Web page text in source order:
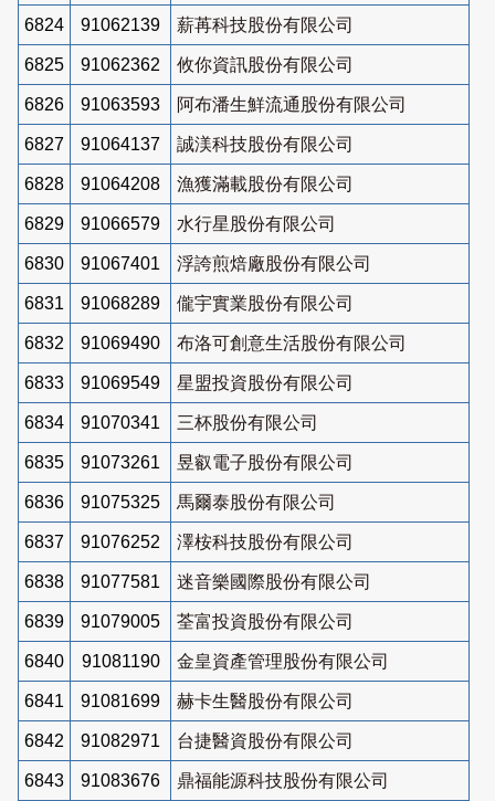
6824 91062139 薪苒科技股份有限公司
6825 91062362 攸你資訊股份有限公司
6826 91063593 阿布潘生鮮流通股份有限公司
6827 91064137 誠渼科技股份有限公司
6828 91064208 漁獲滿載股份有限公司
6829 91066579 水行星股份有限公司
6830 91067401 浮誇煎焙廠股份有限公司
6831 91068289 儱宇實業股份有限公司
6832 91069490 布洛可創意生活股份有限公司
6833 91069549 星盟投資股份有限公司
6834 91070341 三杯股份有限公司
6835 91073261 昱叡電子股份有限公司
6836 91075325 馬爾泰股份有限公司
6837 91076252 澤桉科技股份有限公司
6838 91077581 迷音樂國際股份有限公司
6839 91079005 荃富投資股份有限公司
6840 91081190 金皇資產管理股份有限公司
6841 91081699 赫卡生醫股份有限公司
6842 91082971 台捷醫資股份有限公司
6843 91083676 鼎福能源科技股份有限公司